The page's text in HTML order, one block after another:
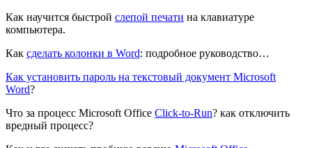
Как научится быстрой слепой печати на клавиатуре
компьютера.
Как сделать колонки в Word: подробное руководство…
Как установить пароль на текстовый документ Microsoft
Word?
Что за процесс Microsoft Office Click-to-Run? как отключить
вредный процесс?